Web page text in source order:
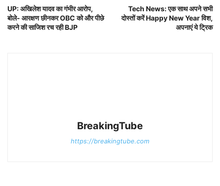
UP: अखिलेश यादव का गंभीर आरोप,
बोले- आरक्षण छीनकर OBC को और पीछे
करने की साजिश रच रही BJP
Tech News: एक साथ अपने सभी
दोस्तों करें Happy New Year विश,
अपनाएं ये ट्रिक
BreakingTube
https://breakingtube.com